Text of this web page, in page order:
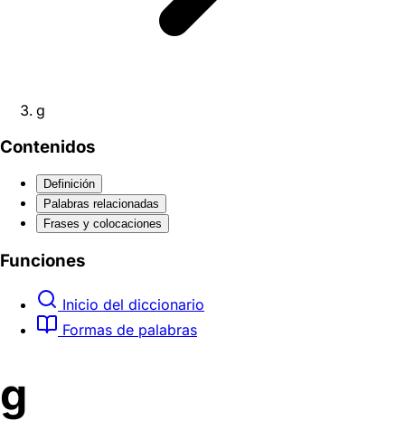
g
Contenidos
Definición
Palabras relacionadas
Frases y colocaciones
Funciones
Inicio del diccionario
Formas de palabras
g